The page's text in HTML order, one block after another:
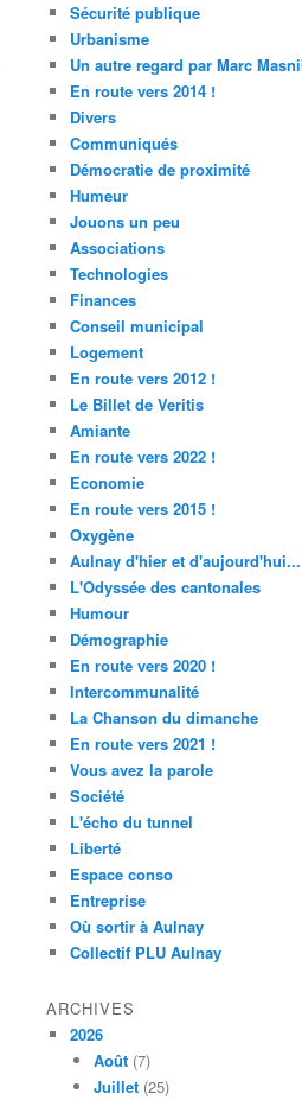
Sécurité publique
Urbanisme
Un autre regard par Marc
En route vers 2014 !
Divers
Communiqués
Démocratie de proximité
Humeur
Jouons un peu
Associations
Technologies
Finances
Conseil municipal
Logement
En route vers 2012 !
Le Billet de Veritis
Amiante
En route vers 2022 !
Economie
En route vers 2015 !
Oxygène
Aulnay d'hier et d'aujourd'hui...
L'Odyssée des cantonales
Humour
Démographie
En route vers 2020 !
Intercommunalité
La Chanson du dimanche
En route vers 2021 !
Vous avez la parole
Société
L'écho du tunnel
Liberté
Espace conso
Entreprise
Où sortir à Aulnay
Collectif PLU Aulnay
ARCHIVES
2026
Août (7)
Juillet (25)